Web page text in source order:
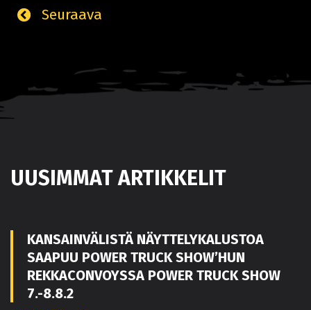
Seuraava
UUSIMMAT ARTIKKELIT
KANSAINVÄLISTÄ NÄYTTELYKALUSTOA
SAAPUU POWER TRUCK SHOW’HUN
REKKACONVOYSSA POWER TRUCK SHOW
7.-8.8.2